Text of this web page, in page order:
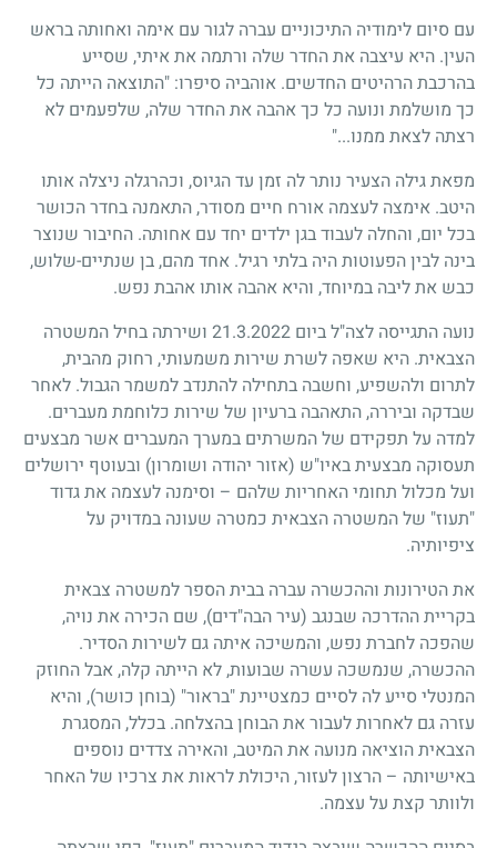
עם סיום לימודיה התיכוניים עברה לגור עם אימה ואחותה בראש
העין. היא עיצבה את החדר שלה ורתמה את איתי, שסייע
בהרכבת הרהיטים החדשים. אוהביה סיפרו: "התוצאה הייתה כל
כך מושלמת ונועה כל כך אהבה את החדר שלה, שלפעמים לא
רצתה לצאת ממנו..."
מפאת גילה הצעיר נותר לה זמן עד הגיוס, וכהרגלה ניצלה אותו
היטב. אימצה לעצמה אורח חיים מסודר, התאמנה בחדר הכושר
בכל יום, והחלה לעבוד בגן ילדים יחד עם אחותה. החיבור שנוצר
בינה לבין הפעוטות היה בלתי רגיל. אחד מהם, בן שנתיים-שלוש,
כבש את ליבה במיוחד, והיא אהבה אותו אהבת נפש.
נועה התגייסה לצה"ל ביום 21.3.2022 ושירתה בחיל המשטרה
הצבאית. היא שאפה לשרת שירות משמעותי, רחוק מהבית,
לתרום ולהשפיע, וחשבה בתחילה להתנדב למשמר הגבול. לאחר
שבדקה וביררה, התאהבה ברעיון של שירות כלוחמת מעברים.
למדה על תפקידם של המשרתים במערך המעברים אשר מבצעים
תעסוקה מבצעית באיו"ש (אזור יהודה ושומרון) ובעוטף ירושלים
ועל מכלול תחומי האחריות שלהם – וסימנה לעצמה את גדוד
"תעוז" של המשטרה הצבאית כמטרה שעונה במדויק על
ציפיותיה.
את הטירונות וההכשרה עברה בבית הספר למשטרה צבאית
בקריית ההדרכה שבנגב (עיר הבה"דים), שם הכירה את נויה,
שהפכה לחברת נפש, והמשיכה איתה גם לשירות הסדיר.
ההכשרה, שנמשכה עשרה שבועות, לא הייתה קלה, אבל החוזק
המנטלי סייע לה לסיים כמצטיינת "בראור" (בוחן כושר), והיא
עזרה גם לאחרות לעבור את הבוחן בהצלחה. בכלל, המסגרת
הצבאית הוציאה מנועה את המיטב, והאירה צדדים נוספים
באישיותה – הרצון לעזור, היכולת לראות את צרכיו של האחר
ולוותר קצת על עצמה.